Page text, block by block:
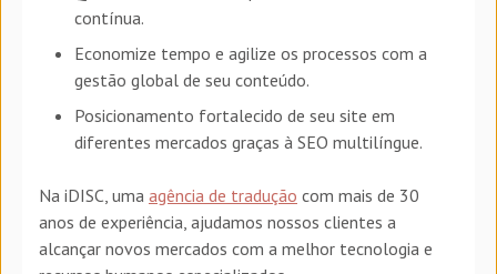
contínua.
Economize tempo e agilize os processos com a
gestão global de seu conteúdo.
Posicionamento fortalecido de seu site em
diferentes mercados graças à SEO multilíngue.
Na iDISC, uma agência de tradução com mais de 30
anos de experiência, ajudamos nossos clientes a
alcançar novos mercados com a melhor tecnologia e